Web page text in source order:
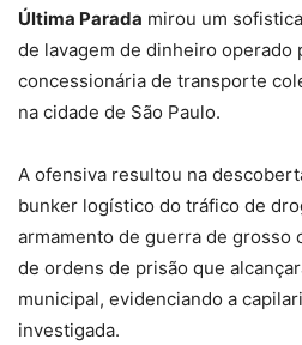
Última Parada mirou um
de lavagem de dinheiro operado
concessionária de transporte
na cidade de São Paulo.
A ofensiva resultou na
bunker logístico do tráfico de
armamento de guerra de grosso
de ordens de prisão que
municipal, evidenciando a
investigada.